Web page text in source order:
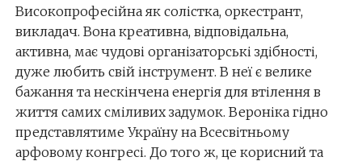
Високопрофесійна як солістка, оркестрант,
викладач. Вона креативна, відповідальна,
активна, має чудові організаторські здібності,
дуже любить свій інструмент. В неї є велике
бажання та нескінчена енергія для втілення в
життя самих сміливих задумок. Вероніка гідно
представлятиме Україну на Всесвітньому
арфовому конгресі. До того ж, це корисний та